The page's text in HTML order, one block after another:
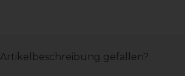
gefallen?